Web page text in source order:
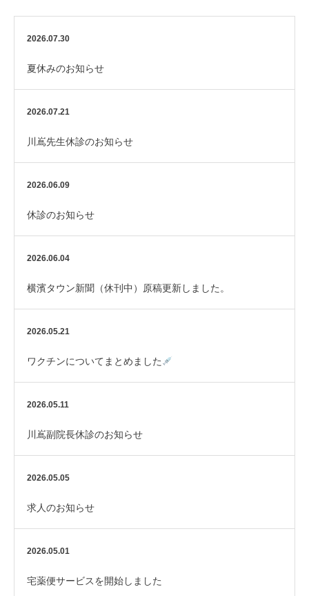
2026.07.30
夏休みのお知らせ
2026.07.21
川嶌先生休診のお知らせ
2026.06.09
休診のお知らせ
2026.06.04
横濱タウン新聞（休刊中）原稿更新しました。
2026.05.21
ワクチンについてまとめました
2026.05.11
川嶌副院長休診のお知らせ
2026.05.05
求人のお知らせ
2026.05.01
宅薬便サービスを開始しました